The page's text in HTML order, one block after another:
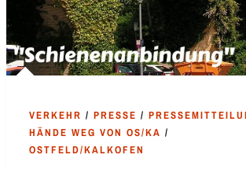
VERKEHR / PRESSE /
HÄNDE WEG VON OS/KA /
OSTFELD/KALKOFEN